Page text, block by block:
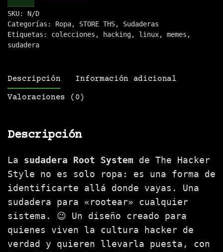
.:ROOT
SYSTEM:.
cantidad
SKU: N/D
Categorías: Ropa, STORE THS, Sudaderas
Etiquetas: colecciones , hacking, linux, memes ,
sudadera
Descripción Información adicional
Valoraciones (0)
Descripción
La sudadera Root System de The Hacker
Style no es solo ropa: es una forma de
identificarte allá donde vayas. Una
sudadera para «rootear» cualquier
sistema. 😉 Un diseño creado para
quienes viven la cultura hacker de
verdad y quieren llevarla puesta, con